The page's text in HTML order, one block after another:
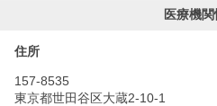
医療機関
住所
157-8535
東京都世田谷区大蔵2-10-1